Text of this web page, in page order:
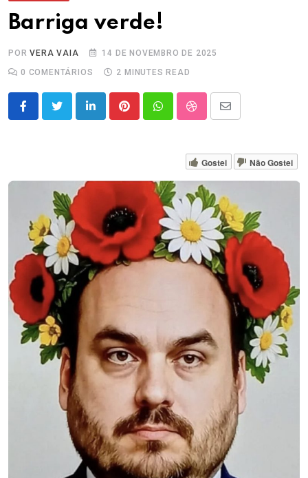
Barriga verde!
PORVERA VAIA
14 DE NOVEMBRO DE 2025
0 COMENTÁRIOS 2 MINUTES READ
LinkedInPinterestWhatsappStumbleUpon
Share
Email
Gostei Não Gostei